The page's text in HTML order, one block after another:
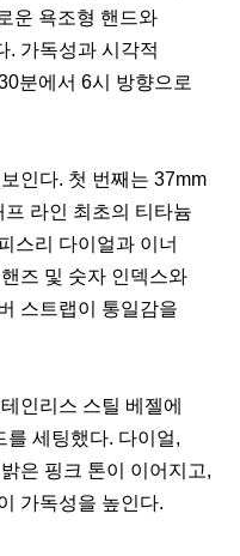
운 욕조형 핸드와
. 가독성과 시각적
분에서 6시 방향으로
인다. 첫 번째는 37mm
라인 최초의 티타늄
스리 다이얼과 이너
즈 및 숫자 인덱스와
스트랩이 통일감을
인리스 스틸 베젤에
세팅했다. 다이얼,
은 핑크 톤이 이어지고,
가독성을 높인다.